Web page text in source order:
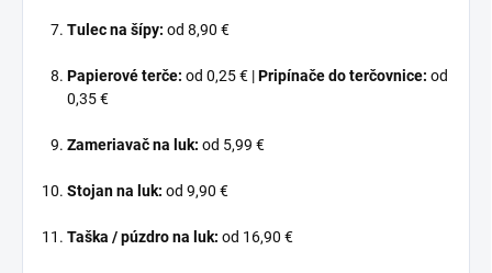
Tulec na šípy: od 8,90 €
Papierové terče: od 0,25 € |Pripínače do terčovnice: od
0,35 €
Zameriavač na luk: od 5,99 €
Stojan na luk: od 9,90 €
Taška / púzdro na luk: od 16,90 €